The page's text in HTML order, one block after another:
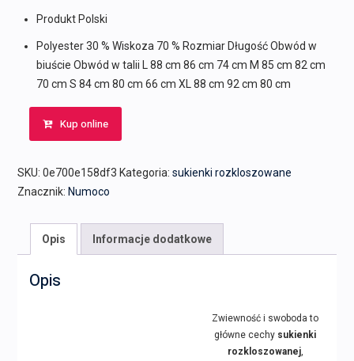
Produkt Polski
Polyester 30 % Wiskoza 70 % Rozmiar Długość Obwód w
biuście Obwód w talii L 88 cm 86 cm 74 cm M 85 cm 82 cm
70 cm S 84 cm 80 cm 66 cm XL 88 cm 92 cm 80 cm
Kup online
SKU: 0e700e158df3 Kategoria: sukienki rozkloszowane
Znacznik: Numoco
Opis Informacje dodatkowe
Opis
Zwiewność i swoboda to
główne cechy sukienki
rozkloszowanej,